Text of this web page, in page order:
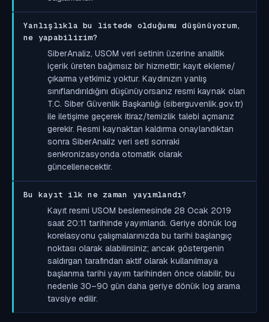
Yanlışlıkla bu listede olduğumu düşünüyorum,
ne yapabilirim?
SiberAnaliz, USOM veri setinin üzerine analitik
içerik üreten bağımsız bir hizmettir; kayıt ekleme/
çıkarma yetkimiz yoktur. Kaydınızın yanlış
sınıflandırıldığını düşünüyorsanız resmi kaynak olan
T.C. Siber Güvenlik Başkanlığı (siberguvenlik.gov.tr)
ile iletişime geçerek itiraz/temizlik talebi açmanız
gerekir. Resmi kaynaktan kaldırma onaylandıktan
sonra SiberAnaliz veri seti sonraki
senkronizasyonda otomatik olarak
güncellenecektir.
Bu kayıt ilk ne zaman yayımlandı?
Kayıt resmi USOM beslemesinde 28 Ocak 2019
saat 20:11 tarihinde yayımlandı. Geriye dönük log
korelasyonu çalışmalarınızda bu tarihi başlangıç
noktası olarak alabilirsiniz; ancak göstergenin
saldırgan tarafından aktif olarak kullanılmaya
başlanma tarihi yayım tarihinden önce olabilir, bu
nedenle 30–90 gün daha geriye dönük log arama
tavsiye edilir.